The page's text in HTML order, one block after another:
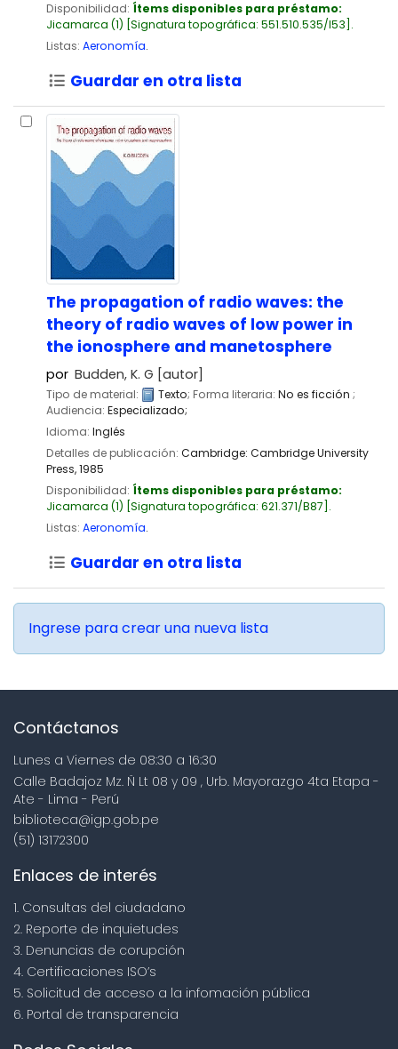
Disponibilidad: Ítems disponibles para préstamo:
Jicamarca (1) Signatura topográfica: 551.510.535/I53 .
Listas: Aeronomía.
Guardar en otra lista
The propagation of radio waves: the
theory of radio waves of low power in
the ionosphere and manetosphere
por Budden, K. G [autor]
Tipo de material: Texto; Forma literaria: No es ficción ;
Audiencia: Especializado;
Idioma: Inglés
Detalles de publicación: Cambridge: Cambridge University
Press,1985
Disponibilidad: Ítems disponibles para préstamo:
Jicamarca (1) Signatura topográfica: 621.371/B87 .
Listas: Aeronomía.
Guardar en otra lista
Ingrese para crear una nueva lista
Contáctanos
Lunes a Viernes de 08:30 a 16:30
Calle Badajoz Mz. Ñ Lt 08 y 09 , Urb. Mayorazgo 4ta Etapa -
Ate - Lima - Perú
biblioteca@igp.gob.pe
(51) 13172300
Enlaces de interés
1. Consultas del ciudadano
2. Reporte de inquietudes
3. Denuncias de corupción
4. Certificaciones ISO’s
5. Solicitud de acceso a la infomación pública
6. Portal de transparencia